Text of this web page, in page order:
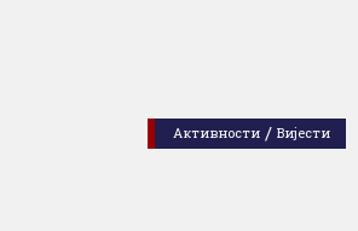
Активности / Вијести